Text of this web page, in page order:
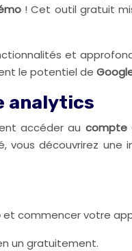
! Cet outil gratuit
et
le potentiel de
analytics
accéder au compte
découvrirez
et commencer votre
un gratuitement.